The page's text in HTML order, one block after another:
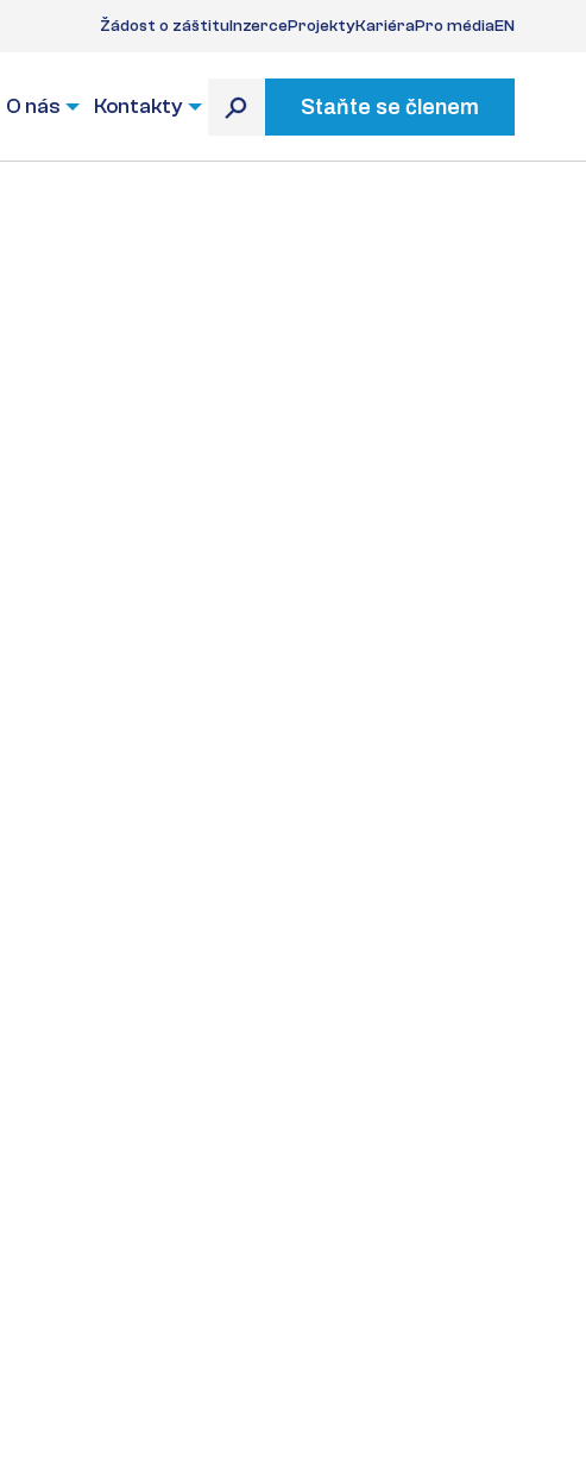
Žádost o záštituInzerceProjektyKariéraPro médiaEN
O nás Kontakty Staňte se členem